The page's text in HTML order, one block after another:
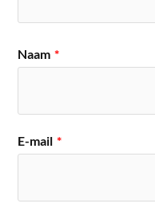
Naam *
E-mail *